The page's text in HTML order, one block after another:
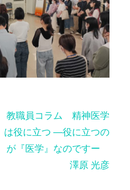
教職員コラム 精神医学
は役に立つ ―役に立つの
が『医学』なのですー
澤原 光彦